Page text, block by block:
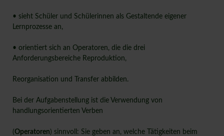
• sieht Schüler und Schülerinnen als Gestaltende eigener
Lernprozesse an,
• orientiert sich an Operatoren, die die drei
Anforderungsbereiche Reproduktion,
Reorganisation und Transfer abbilden.
Bei der Aufgabenstellung ist die Verwendung von
handlungsorientierten Verben
(Operatoren) sinnvoll: Sie geben an, welche Tätigkeiten beim